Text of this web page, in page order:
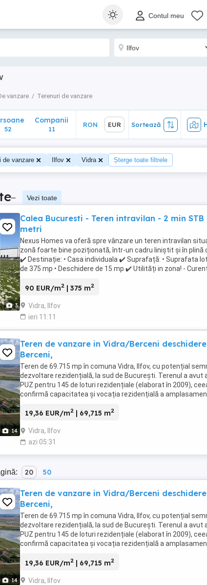
Contul meu
vanzare Terenuri de vanzare
EUR Sortează
52
Companii
11
RON EUR Sortează
de vanzare Ilfov Vidra Șterge toate filtrele
– Vezi toate
3
Calea Bucuresti - Teren intravilan - 2 min STB
metri
Nexus Homes va oferă spre vânzare un teren intravilan
zonă foarte bine poziționată, într-un cadru liniștit și în plină
✔️ Destinație: • Casa individuala ✔️ Suprafață: • Suprafata
de 375 mp • Deschidere de 15 mp ✔️ Utilități in zona! -
90 EUR/m2 | 375 m2
Vidra, Ilfov
ieri 11:11
14
Teren de vanzare in Vidra/Berceni
Berceni,
Teren de 69.715 mp în comuna Vidra, Ilfov, cu potențial
dezvoltare rezidențială, la sud de București. Terenul a avut
PUZ pentru 145 de loturi rezidențiale (elaborat în 2009),
confirmă capacitatea și vocația rezidențială a
19,36 EUR/m2 | 69,715 m2
Vidra, Ilfov
azi 05:31
20 50
14
Teren de vanzare in Vidra/Berceni
Berceni,
Teren de 69.715 mp în comuna Vidra, Ilfov, cu potențial
dezvoltare rezidențială, la sud de București. Terenul a avut
PUZ pentru 145 de loturi rezidențiale (elaborat în 2009),
confirmă capacitatea și vocația rezidențială a
19,36 EUR/m2 | 69,715 m2
Vidra, Ilfov